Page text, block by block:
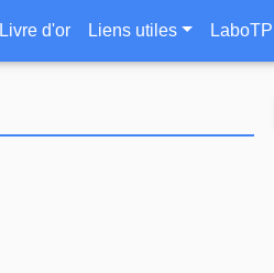
au
contenu
Livre d'or Liens utiles LaboTP